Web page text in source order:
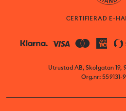
CERTIFIERAD E-
Utrustad AB, Skolgatan 19,
Org.nr: 559131-